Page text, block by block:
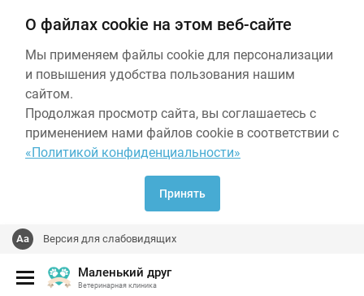
О файлах cookie на этом веб-сайте
Мы применяем файлы cookie для персонализации
и повышения удобства пользования нашим
сайтом.
Продолжая просмотр сайта, вы соглашаетесь с
применением нами файлов cookie в соответствии с
«Политикой конфиденциальности»
Принять
Версия для слабовидящих
Маленький друг
Ветеринарная клиника